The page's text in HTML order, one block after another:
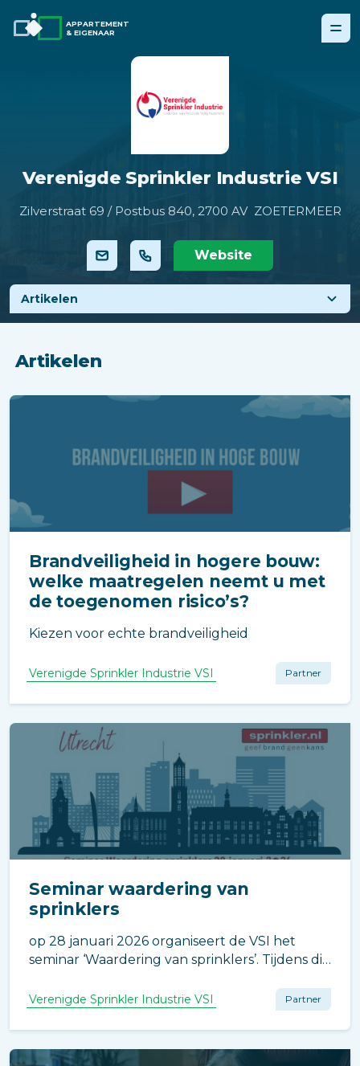
APPARTEMENT
& EIGENAAR
Verenigde Sprinkler Industrie VSI
Zilverstraat 69 / Postbus 840, 2700 AV ZOETERMEER
Website
Artikelen
Artikelen
Brandveiligheid in hogere bouw:
welke maatregelen neemt u met
de toegenomen risico’s?
Kiezen voor echte brandveiligheid
Verenigde Sprinkler Industrie VSI Partner
Seminar waardering van
sprinklers
op 28 januari 2026 organiseert de VSI het
seminar ‘Waardering van sprinklers’. Tijdens dit
toepassingen van sprinklers en wordt u in één
dag bijgepraat over essentiële ontwikkelingen
rondom sprinklersystemen.
Verenigde Sprinkler Industrie VSI Partner